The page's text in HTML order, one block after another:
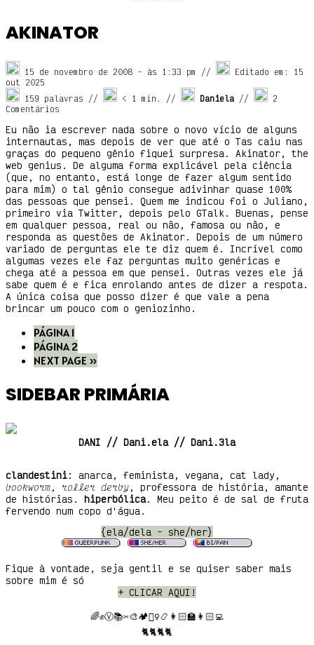
AKINATOR
15 de novembro de 2008 - às 1:33 pm //
Editado em: 15
out 2025
159 palavras //
< 1 min. // Daniela //
2
Comentários
Eu não ia escrever nada sobre o novo vício de alguns
internautas, mas depois de ver que até o Tas caiu nas
graças do pequeno gênio fiquei surpresa. Akinator, the
web genius. De alguma forma explicável pela ciência
(que, no entanto, está longe de fazer algum sentido
para mim) o tal gênio consegue adivinhar quase 100%
das pessoas que pensei. Quem me indicou foi o Juliano,
primeiro via Twitter, depois pelo GTalk. Buenas, pense
em qualquer pessoa, real ou não, famosa ou não, e
responda as questões de Akinator. Depois de um número
variado de perguntas ele te diz quem é. Incrível como
algumas vezes ele faz perguntas muito genéricas e
chega até a pessoa em que pensei. Outras vezes ele já
sabe quem é e fica enrolando antes de dizer a respota.
A única coisa que posso dizer é que vale a pena
brincar um pouco com o geniozinho.
PÁGINA 1
PÁGINA2
NEXT PAGE »
SIDEBAR PRIMÁRIA
DANI // Dani.ela // Dani.3la
clandestini: anarca, feminista, vegana, cat lady,
bookworm, roller derby, professora de história, amante
de histórias. hiperbólica. Meu peito é de sal de fruta
fervendo num copo d'água.
{ela/dela - she/her}
Fique à vontade, seja gentil e se quiser saber mais
sobre mim é só
+ CLICAR AQUI !
🌈✊Ⓥ📚✂️🎨🏕️🧙‍♀️📿👩🏻‍🏫👩🏻‍💻
🐈🐈🐈🐈